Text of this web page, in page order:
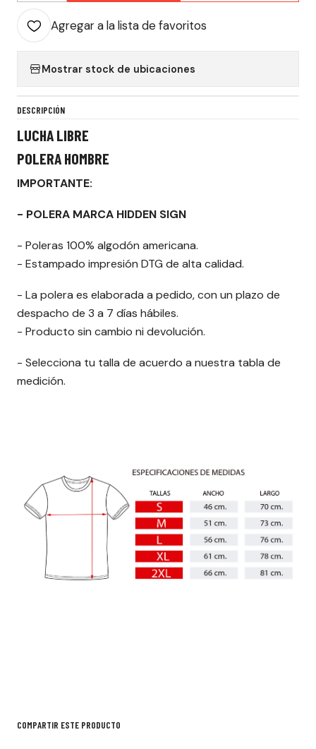
Agregar a la lista de favoritos
Mostrar stock de ubicaciones
DESCRIPCIÓN
LUCHA LIBRE
POLERA HOMBRE
IMPORTANTE:
- POLERA MARCA HIDDEN SIGN
- Poleras 100% algodón americana.
- Estampado impresión DTG de alta calidad.
- La polera es elaborada a pedido, con un plazo de
despacho de 3 a 7 días hábiles.
- Producto sin cambio ni devolución.
- Selecciona tu talla de acuerdo a nuestra tabla de
medición.
COMPARTIR ESTE PRODUCTO